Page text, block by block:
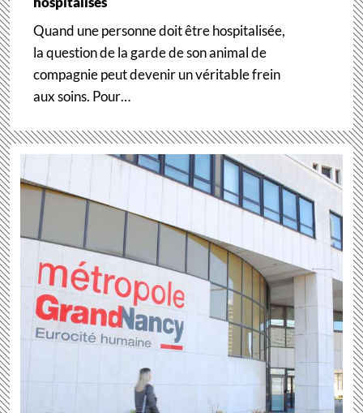
Quand une personne doit être hospitalisée,
la question de la garde de son animal de
compagnie peut devenir un véritable frein
aux soins. Pour…